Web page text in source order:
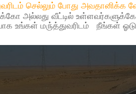
செல்லும் போது அவதானிக்க
அல்லது வீட்டில்
உங்கள் மரு்த்துவரிடம் நீங்கள்